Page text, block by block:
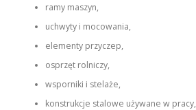
ramy maszyn,
uchwyty i mocowania,
elementy przyczep,
osprzęt rolniczy,
wsporniki i stelaże,
konstrukcje stalowe używane w pracy,